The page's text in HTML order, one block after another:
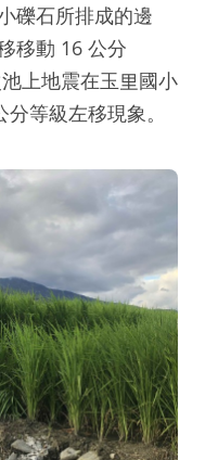
礫石所排成的邊
移動 16 公分
上地震在玉里國小
等級左移現象。